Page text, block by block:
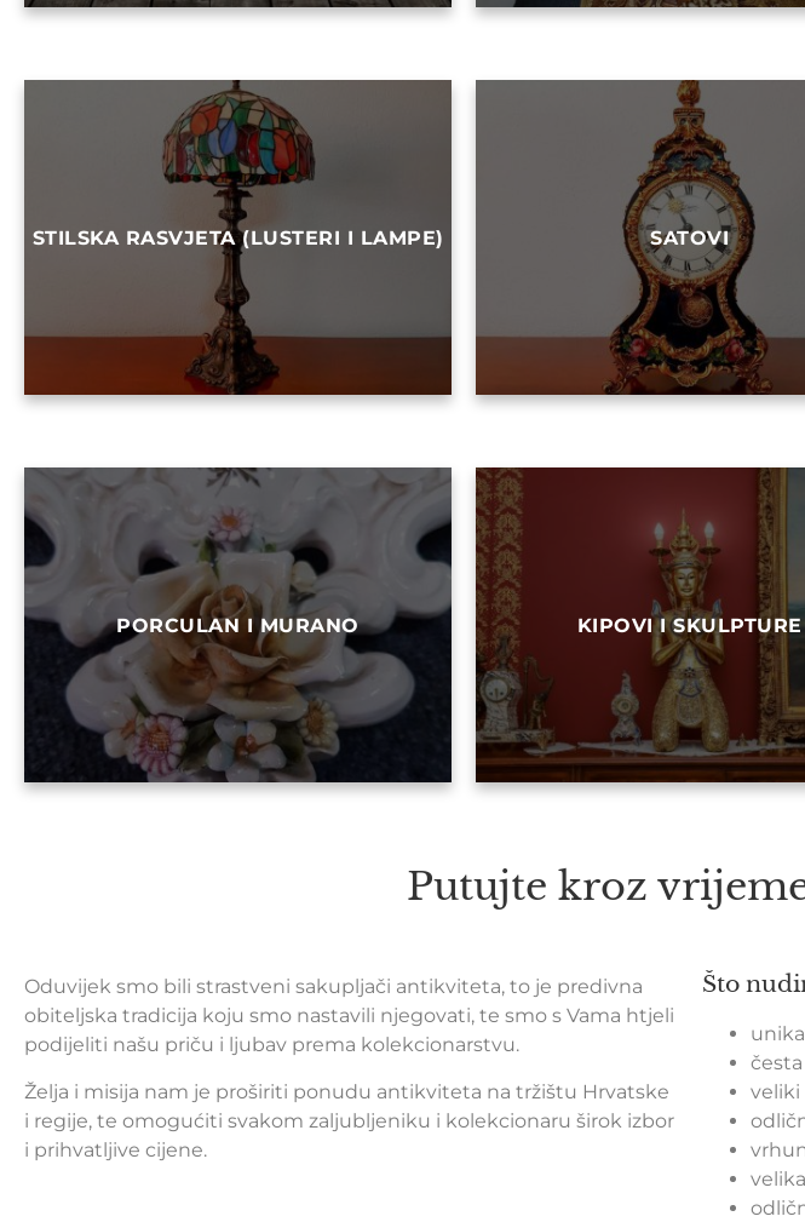
STILSKA RASVJETA (LUSTERI I LAMPE) SATOVI
PORCULAN I MURANO KIPOVI I SKULPTURE
Putujte kroz
Oduvijek smo bili strastveni sakupljači antikviteta, to je predivna
obiteljska tradicija koju smo nastavili njegovati, te smo s Vama htjeli
podijeliti našu priču i ljubav prema kolekcionarstvu.
Želja i misija nam je proširiti ponudu antikviteta na tržištu Hrvatske
i regije, te omogućiti svakom zaljubljeniku i kolekcionaru širok izbor
i prihvatljive cijene.
Što
veliki